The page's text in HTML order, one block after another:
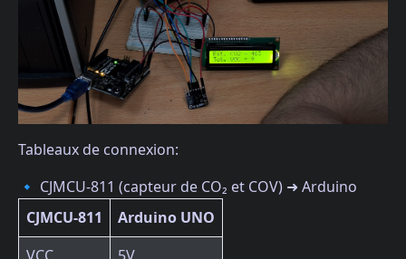
Tableaux de connexion:
🔹 CJMCU-811 (capteur de CO₂ et COV) ➜ Arduino
CJMCU-811
Arduino UNO